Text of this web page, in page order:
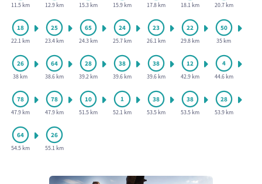
11.5 km 12.9 km 15.3 km 15.9 km 17.8 km 18.1 km 20.7 km
22.1 km 23.4 km 24.3 km 25.7 km 26.1 km 29.8 km 35 km
38 km 38.6 km 39.2 km 39.6 km 39.6 km 42.9 km 44.6 km
47.9 km 47.9 km 51.5 km 52.1 km 53.5 km 53.5 km 53.9 km
54.5 km 55.1 km